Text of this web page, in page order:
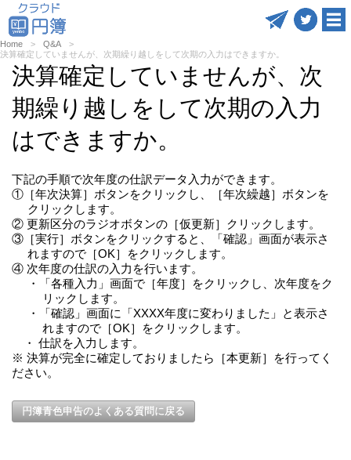
Home
Q&A
決算確定していませんが、次期繰り越しをして次期の入力はできますか。
決算確定していませんが、次
期繰り越しをして次期の入力
はできますか。
下記の手順で次年度の仕訳データ入力ができます。
①［年次決算］ボタンをクリックし、［年次繰越］ボタンを
クリックします。
② 更新区分のラジオボタンの［仮更新］クリックします。
③［実行］ボタンをクリックすると、「確認」画面が表示さ
れますので［OK］をクリックします。
④ 次年度の仕訳の入力を行います。
・「各種入力」画面で［年度］をクリックし、次年度をク
リックします。
・「確認」画面に「XXXX年度に変わりました」と表示さ
れますので［OK］をクリックします。
・ 仕訳を入力します。
※ 決算が完全に確定しておりましたら［本更新］を行ってく
ださい。
円簿青色申告のよくある質問に戻る